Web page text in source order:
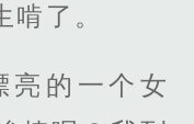
了。
亮的一个女